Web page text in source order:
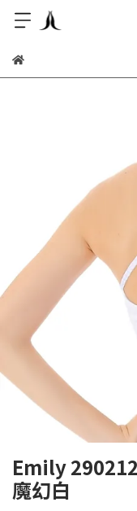
Emily
魔幻白